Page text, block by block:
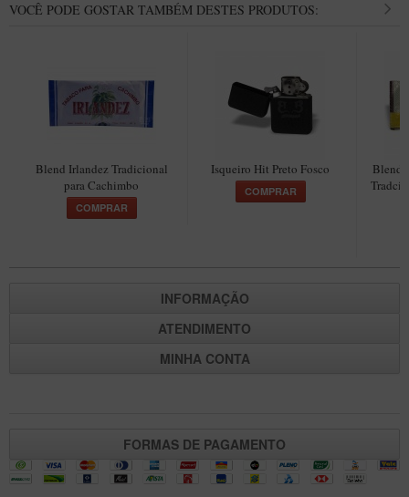
Elite Longo
CACHIMBOS ARTESANAIS DE BRIAR ITALIANO
Maestro – Briar Italiano
Jateado
Maestro Compacto – Briar Italiano
MONTE SEU KIT/INICIANTES
VOCÊ PODE GOSTAR TAMBÉM DESTES PRODUTOS:
Blend Irlandez Tradicional
para Cachimbo
COMPRAR
Isqueiro Hit Preto Fosco
COMPRAR
Blend
INFORMAÇÃO
ATENDIMENTO
MINHA CONTA
FORMAS DE PAGAMENTO